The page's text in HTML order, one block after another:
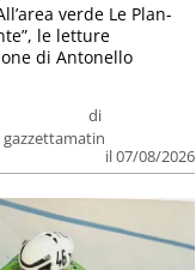
di
gazzettamatin
il 07/08/2026
verde Le Plan-
le letture
di Antonello